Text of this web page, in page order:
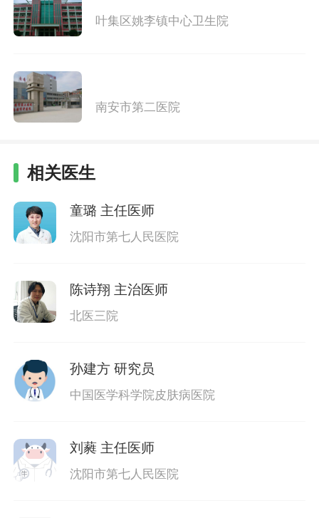
叶集区姚李镇中心卫生院
南安市第二医院
相关医生
童璐 主任医师
沈阳市第七人民医院
陈诗翔 主治医师
北医三院
孙建方 研究员
中国医学科学院皮肤病医院
刘蕤 主任医师
沈阳市第七人民医院